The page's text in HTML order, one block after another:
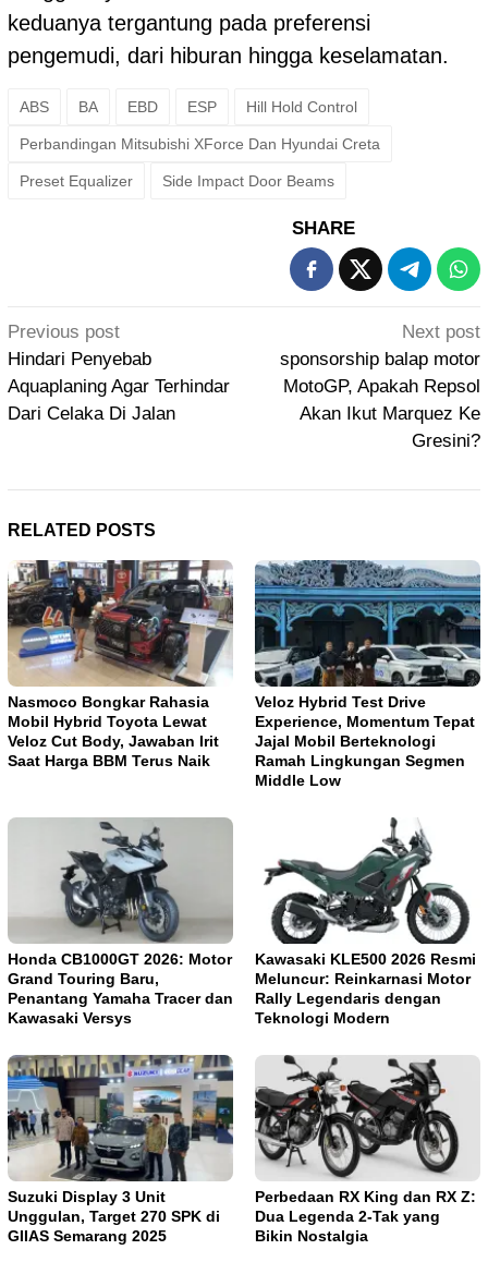
keduanya tergantung pada preferensi
pengemudi, dari hiburan hingga keselamatan.
ABS BA EBD ESP Hill Hold Control
Perbandingan Mitsubishi XForce Dan Hyundai Creta
Preset Equalizer Side Impact Door Beams
SHARE
Post
navigation
Previous post
Hindari Penyebab
Aquaplaning Agar Terhindar
Dari Celaka Di Jalan
Next post
sponsorship balap motor
MotoGP, Apakah Repsol
Akan Ikut Marquez Ke
Gresini?
RELATED POSTS
Nasmoco Bongkar Rahasia
Mobil Hybrid Toyota Lewat
Veloz Cut Body, Jawaban Irit
Saat Harga BBM Terus Naik
Veloz Hybrid Test Drive
Experience, Momentum Tepat
Jajal Mobil Berteknologi
Ramah Lingkungan Segmen
Middle Low
Honda CB1000GT 2026: Motor
Grand Touring Baru,
Penantang Yamaha Tracer dan
Kawasaki Versys
Kawasaki KLE500 2026 Resmi
Meluncur: Reinkarnasi Motor
Rally Legendaris dengan
Teknologi Modern
Suzuki Display 3 Unit
Unggulan, Target 270 SPK di
GIIAS Semarang 2025
Perbedaan RX King dan RX Z:
Dua Legenda 2-Tak yang
Bikin Nostalgia